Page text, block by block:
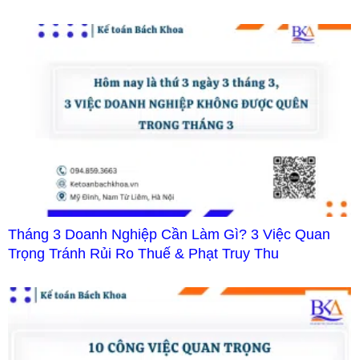
Tháng 3 Doanh Nghiệp Cần Làm Gì? 3 Việc Quan
Trọng Tránh Rủi Ro Thuế & Phạt Truy Thu